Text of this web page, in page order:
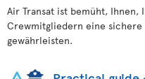
Air Transat ist bemüht, Ihnen,
Crewmitgliedern eine sichere
gewährleisten.